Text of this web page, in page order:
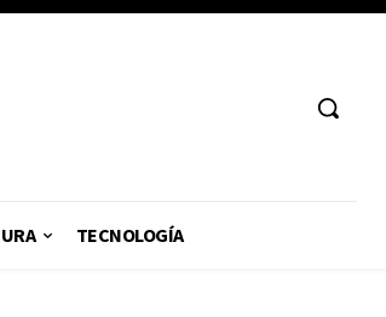
TECNOLOGÍA